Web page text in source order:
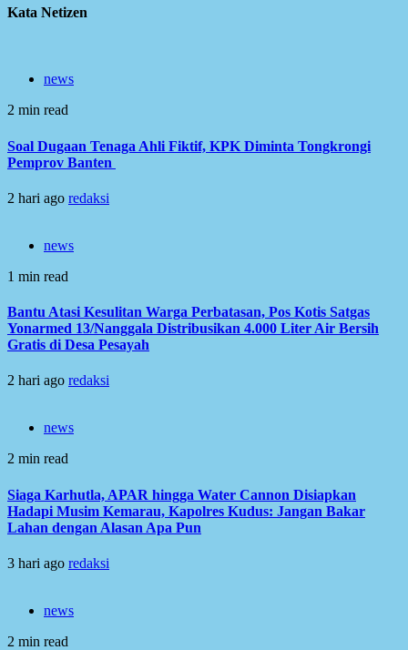
Kata Netizen
news
2 min read
Soal Dugaan Tenaga Ahli Fiktif, KPK Diminta Tongkrongi
Pemprov Banten
2 hari ago redaksi
news
1 min read
Bantu Atasi Kesulitan Warga Perbatasan, Pos Kotis Satgas
Yonarmed 13/Nanggala Distribusikan 4.000 Liter Air Bersih
Gratis di Desa Pesayah
2 hari ago redaksi
news
2 min read
Siaga Karhutla, APAR hingga Water Cannon Disiapkan
Hadapi Musim Kemarau, Kapolres Kudus: Jangan Bakar
Lahan dengan Alasan Apa Pun
3 hari ago redaksi
news
2 min read